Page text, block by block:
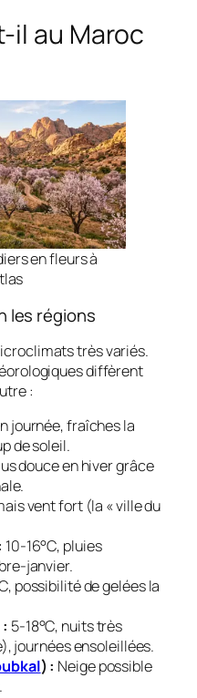
il au Maroc
en fleurs à
les régions
très variés.
diffèrent
:
journée, fraîches la
de soleil.
douce en hiver grâce
vent fort (la « ville du
10-16°C, pluies
janvier.
possibilité de gelées la
5-18°C, nuits très
journées ensoleillées.
) : Neige possible